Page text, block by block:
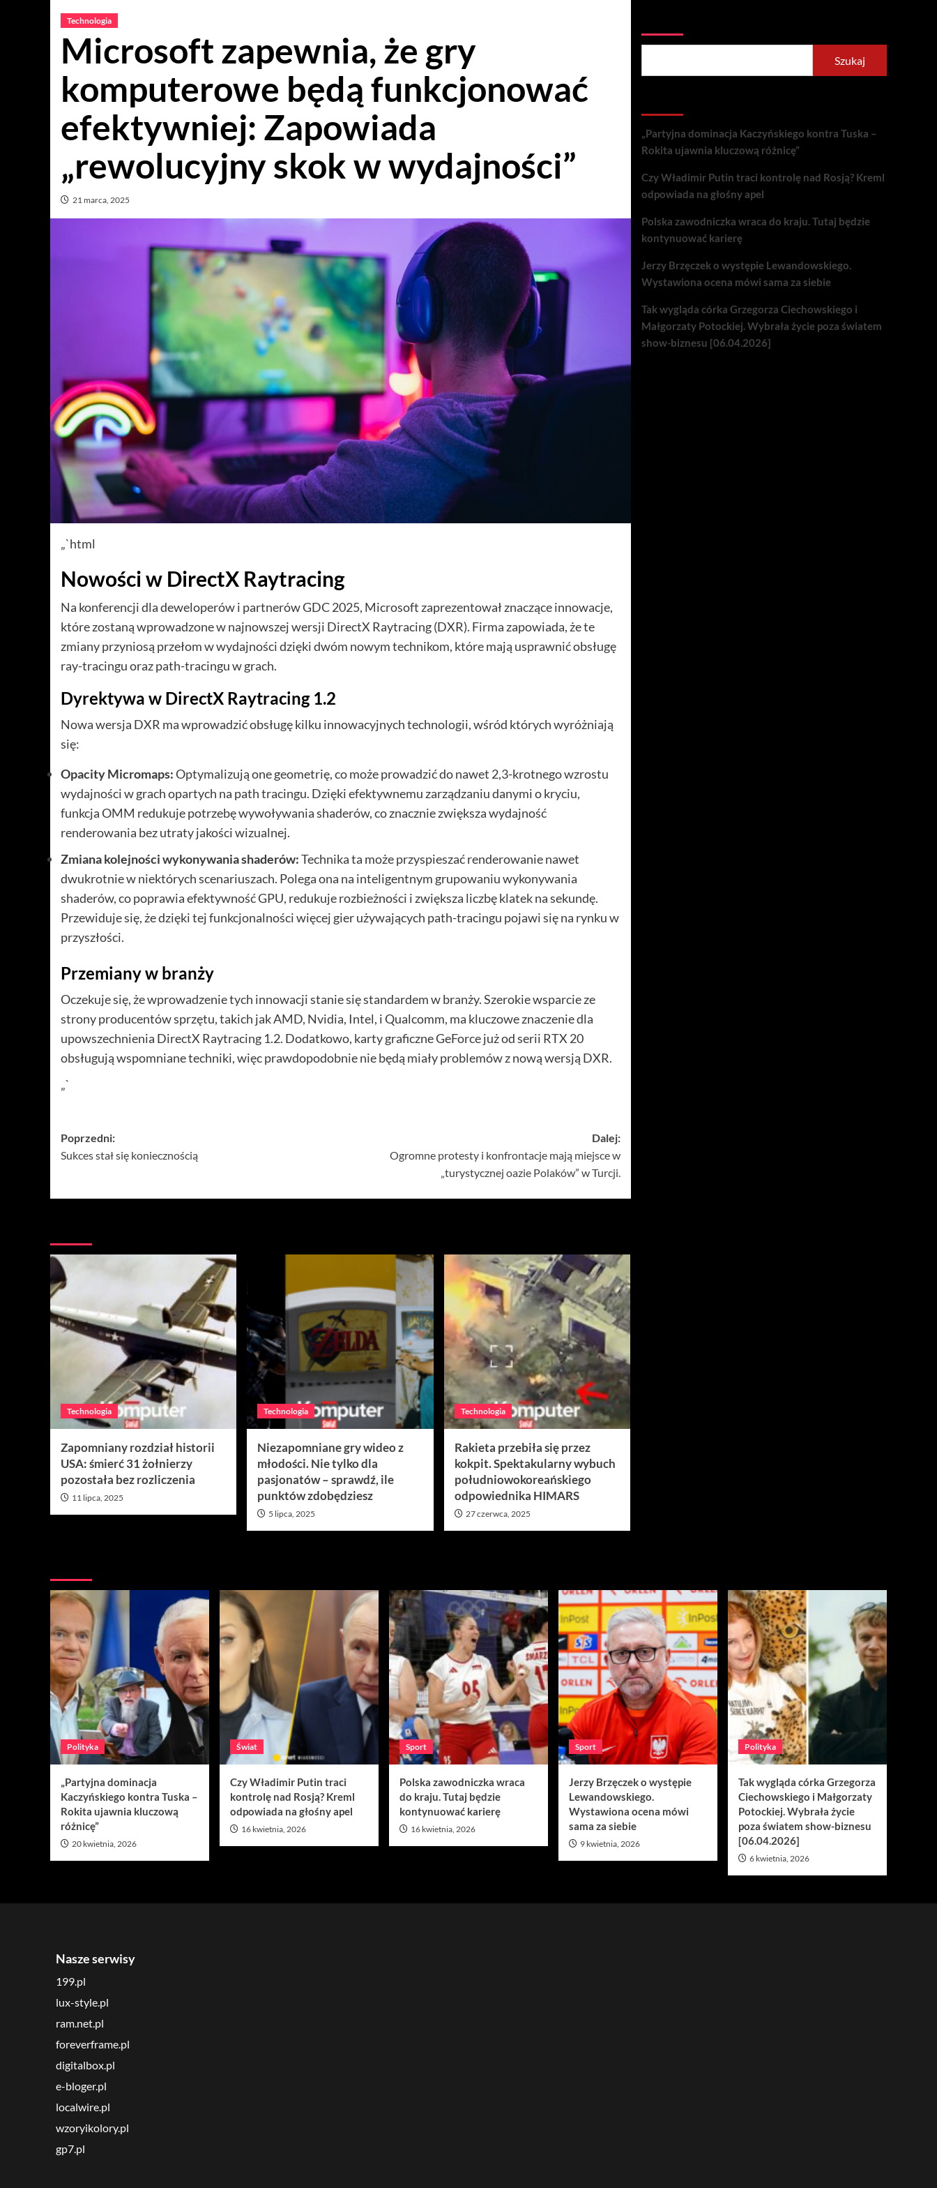
Technologia
Microsoft zapewnia, że gry
komputerowe będą funkcjonować
efektywniej: Zapowiada
„rewolucyjny skok w wydajności”
21 marca, 2025
„`html
Nowości w DirectX Raytracing
Na konferencji dla deweloperów i partnerów GDC 2025, Microsoft zaprezentował znaczące innowacje,
które zostaną wprowadzone w najnowszej wersji DirectX Raytracing (DXR). Firma zapowiada, że te
zmiany przyniosą przełom w wydajności dzięki dwóm nowym technikom, które mają usprawnić obsługę
ray-tracingu oraz path-tracingu w grach.
Dyrektywa w DirectX Raytracing 1.2
Nowa wersja DXR ma wprowadzić obsługę kilku innowacyjnych technologii, wśród których wyróżniają
się:
Opacity Micromaps:Optymalizują one geometrię, co może prowadzić do nawet 2,3-krotnego wzrostu
wydajności w grach opartych na path tracingu. Dzięki efektywnemu zarządzaniu danymi o kryciu,
funkcja OMM redukuje potrzebę wywoływania shaderów, co znacznie zwiększa wydajność
renderowania bez utraty jakości wizualnej.
Zmiana kolejności wykonywania shaderów:Technika ta może przyspieszać renderowanie nawet
dwukrotnie w niektórych scenariuszach. Polega ona na inteligentnym grupowaniu wykonywania
shaderów, co poprawia efektywność GPU, redukuje rozbieżności i zwiększa liczbę klatek na sekundę.
Przewiduje się, że dzięki tej funkcjonalności więcej gier używających path-tracingu pojawi się na rynku w
przyszłości.
Przemiany w branży
Oczekuje się, że wprowadzenie tych innowacji stanie się standardem w branży. Szerokie wsparcie ze
strony producentów sprzętu, takich jak AMD, Nvidia, Intel, i Qualcomm, ma kluczowe znaczenie dla
upowszechnienia DirectX Raytracing 1.2. Dodatkowo, karty graficzne GeForce już od serii RTX 20
obsługują wspomniane techniki, więc prawdopodobnie nie będą miały problemów z nową wersją DXR.
„`
Zobacz
wpisy
Poprzedni:
Sukces stał się koniecznością
Dalej:
Ogromne protesty i konfrontacje mają miejsce w
„turystycznej oazie Polaków” w Turcji.
Technologia
Zapomniany rozdział historii
USA: śmierć 31 żołnierzy
pozostała bez rozliczenia
11 lipca, 2025
Technologia
Niezapomniane gry wideo z
młodości. Nie tylko dla
pasjonatów – sprawdź, ile
punktów zdobędziesz
5 lipca, 2025
Technologia
Rakieta przebiła się przez
kokpit. Spektakularny wybuch
południowokoreańskiego
odpowiednika HIMARS
27 czerwca, 2025
Szukaj
„Partyjna dominacja Kaczyńskiego kontra Tuska –
Rokita ujawnia kluczową różnicę”
Czy Władimir Putin traci kontrolę nad Rosją? Kreml
odpowiada na głośny apel
Polska zawodniczka wraca do kraju. Tutaj będzie
kontynuować karierę
Jerzy Brzęczek o występie Lewandowskiego.
Wystawiona ocena mówi sama za siebie
Tak wygląda córka Grzegorza Ciechowskiego i
Małgorzaty Potockiej. Wybrała życie poza światem
show-biznesu [06.04.2026]
Polityka
„Partyjna dominacja
Kaczyńskiego kontra Tuska –
Rokita ujawnia kluczową
różnicę”
20 kwietnia, 2026
Świat
Czy Władimir Putin traci
kontrolę nad Rosją? Kreml
odpowiada na głośny apel
16 kwietnia, 2026
Sport
Polska zawodniczka wraca
do kraju. Tutaj będzie
kontynuować karierę
16 kwietnia, 2026
Sport
Jerzy Brzęczek o występie
Lewandowskiego.
Wystawiona ocena mówi
sama za siebie
9 kwietnia, 2026
Polityka
Tak wygląda córka Grzegorza
Ciechowskiego i Małgorzaty
Potockiej. Wybrała życie
poza światem show-biznesu
[06.04.2026]
6 kwietnia, 2026
Nasze serwisy
199.pl
lux-style.pl
ram.net.pl
foreverframe.pl
digitalbox.pl
e-bloger.pl
localwire.pl
wzoryikolory.pl
gp7.pl